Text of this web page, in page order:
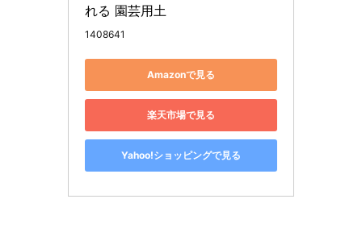
れる 園芸用土
1408641
Amazonで見る
楽天市場で見る
Yahoo!ショッピングで見る